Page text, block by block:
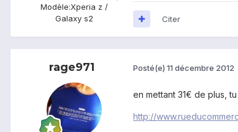
Modèle:Xperia z /
Galaxy s2
Citer
rage971 Posté(e) 11 décembre 2012
en mettant 31€ de plus,
http://